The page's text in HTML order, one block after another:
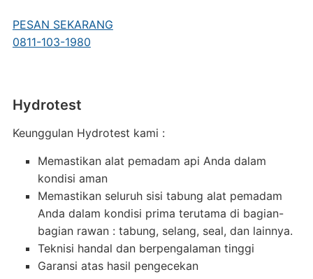
PESAN SEKARANG
0811-103-1980
Hydrotest
Keunggulan Hydrotest kami :
Memastikan alat pemadam api Anda dalam
kondisi aman
Memastikan seluruh sisi tabung alat pemadam
Anda dalam kondisi prima terutama di bagian-
bagian rawan : tabung, selang, seal, dan lainnya.
Teknisi handal dan berpengalaman tinggi
Garansi atas hasil pengecekan